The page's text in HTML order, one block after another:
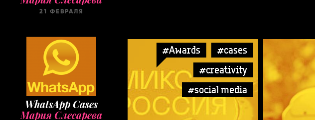
21 ФЕВРАЛЯ
WhatsApp Cases
Мария Слесарева
#Awards
#cases
#creativity
#social media